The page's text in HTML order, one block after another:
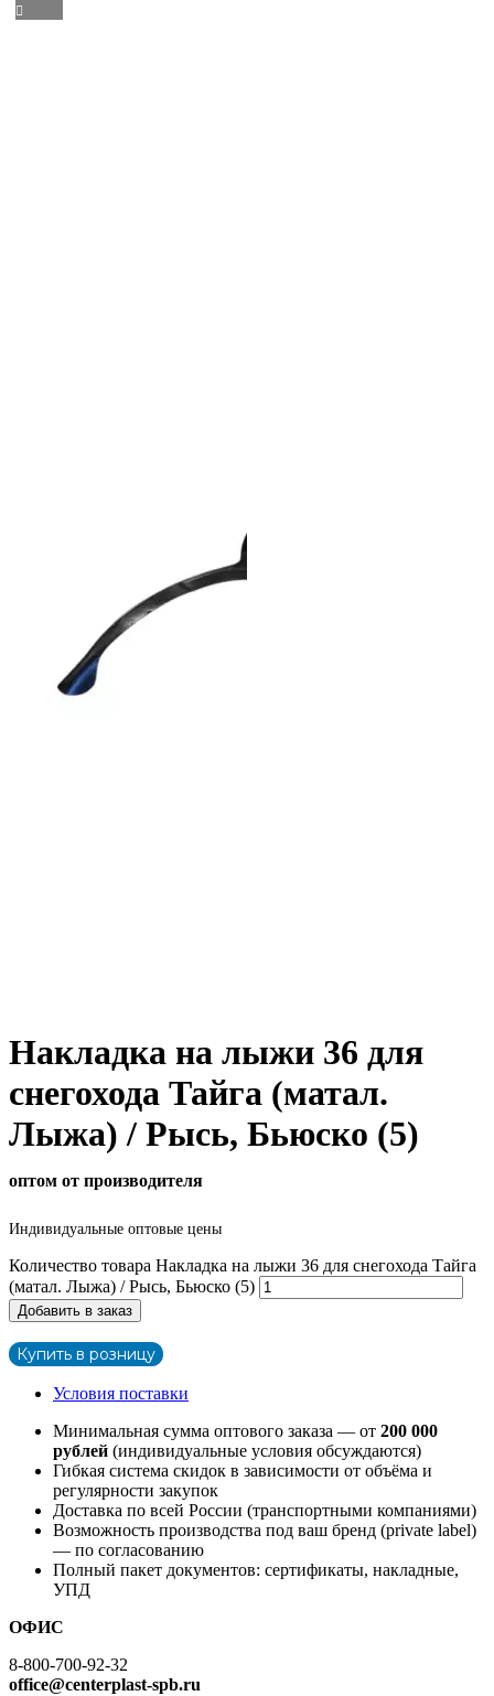
Накладка на лыжи 36 для
снегохода Тайга (матал.
Лыжа) / Рысь, Бьюско (5)
оптом от производителя
Индивидуальные оптовые цены
Количество товара Накладка на лыжи 36 для снегохода Тайга
(матал. Лыжа) / Рысь, Бьюско (5)
Добавить в заказ
Купить в розницу
Условия поставки
Минимальная сумма оптового заказа — от 200 000
рублей (индивидуальные условия обсуждаются)
Гибкая система скидок в зависимости от объёма и
регулярности закупок
Доставка по всей России (транспортными компаниями)
Возможность производства под ваш бренд (private label)
— по согласованию
Полный пакет документов: сертификаты, накладные,
УПД
ОФИС
8-800-700-92-32
office@centerplast-spb.ru